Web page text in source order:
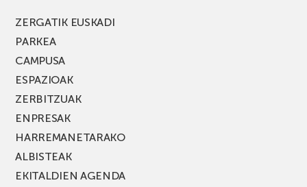
ZERGATIK EUSKADI
PARKEA
CAMPUSA
ESPAZIOAK
ZERBITZUAK
ENPRESAK
HARREMANETARAKO
ALBISTEAK
EKITALDIEN AGENDA